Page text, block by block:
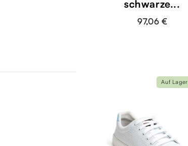
schwarze...
97,06 €
Auf Lager